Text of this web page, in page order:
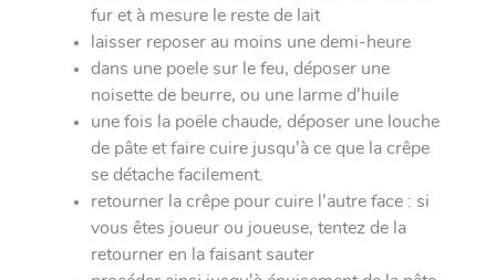
fur et à mesure le reste de lait
laisser reposer au moins une demi-heure
dans une poele sur le feu, déposer une
noisette de beurre, ou une larme d'huile
une fois la poële chaude, déposer une louche
de pâte et faire cuire jusqu'à ce que la crêpe
se détache facilement.
retourner la crêpe pour cuire l'autre face : si
vous êtes joueur ou joueuse, tentez de la
retourner en la faisant sauter